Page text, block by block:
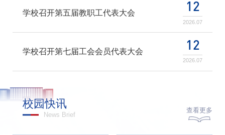
学校召开第五届教职工代表大会 12
2026.07
学校召开第七届工会会员代表大会 12
2026.07
校园快讯
News Brief
查看更多